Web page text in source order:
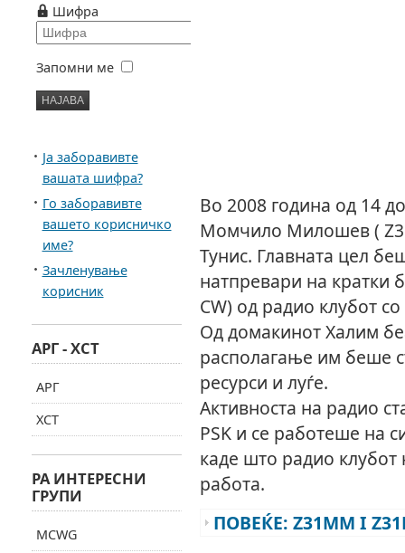
Во 2008 година од 14
Момчило Милошев (
Тунис. Главната цел
натпревари на кратки
CW) од радио клубот
Од домакинот Халим
располагање им беше
ресурси и луѓе.
Активноста на радио
PSK и се работеше на
каде што радио
работа.
ПОВЕЌЕ: Z31MM I
Шифра
Запомни ме
Ја заборавивте
вашата шифра?
Го заборавивте
вашето корисничко
име?
Зачленување
корисник
АРГ - ХСТ
АРГ
ХСТ
РА ИНТЕРЕСНИ
ГРУПИ
MCWG